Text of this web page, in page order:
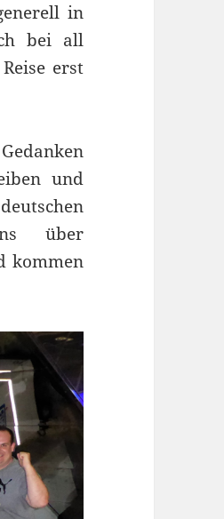
in
bei all
erst
und
über
kommen